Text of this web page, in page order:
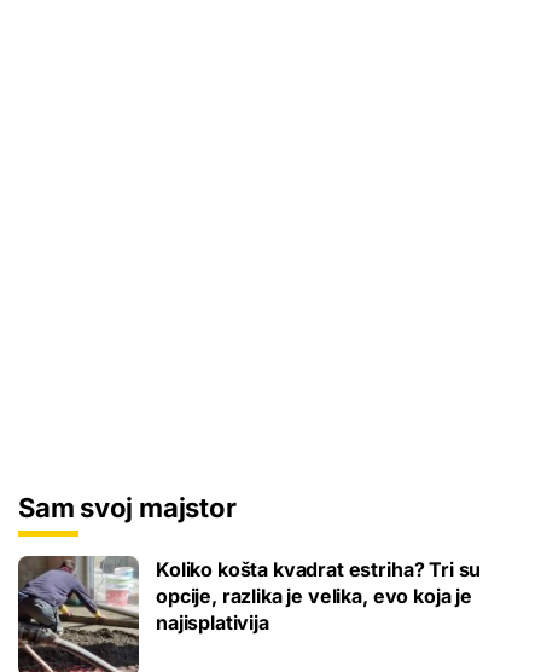
Sam svoj majstor
Koliko košta kvadrat estriha? Tri su
opcije, razlika je velika, evo koja je
najisplativija